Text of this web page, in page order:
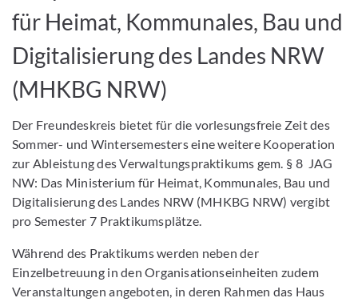
für Heimat, Kommunales, Bau und
Digitalisierung des Landes NRW
(MHKBG NRW)
Der Freundeskreis bietet für die vorlesungsfreie Zeit des
Sommer- und Wintersemesters eine weitere Kooperation
zur Ableistung des Verwaltungspraktikums gem. § 8 JAG
NW: Das Ministerium für Heimat, Kommunales, Bau und
Digitalisierung des Landes NRW (MHKBG NRW) vergibt
pro Semester 7 Praktikumsplätze.
Während des Praktikums werden neben der
Einzelbetreuung in den Organisationseinheiten zudem
Veranstaltungen angeboten, in deren Rahmen das Haus